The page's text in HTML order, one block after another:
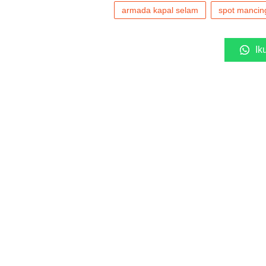
armada kapal selam spot